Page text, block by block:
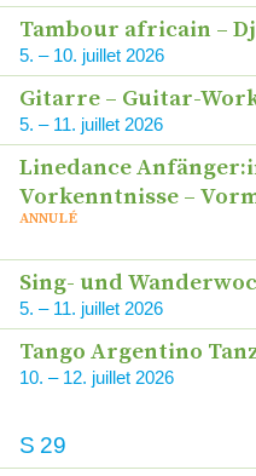
Tambour africain –
5 – 10 2026
Gitarre – Guitar-
5 – 11 2026
Linedance
Vorkenntnisse –
ANNULÉ
Sing- und
5 – 11 2026
Tango Argentino
10 – 12 2026
S 29